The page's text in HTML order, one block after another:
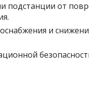
подстанции от
и